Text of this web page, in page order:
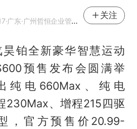
·广东·广州哲恒企业管理咨询有限公司
关注
铂全新豪华智慧运动
预售发布会圆满举
纯电660Max、纯电
230Max、增程215四驱
，官方预售价20.99-